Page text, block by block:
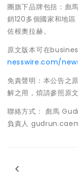
團旗下品牌包括：
銷120多個國家和地
佐根奧拉赫。
原文版本可在
nesswire.com/
免責聲明：本公告之
解之用，煩請參照原
聯絡方式： 彪馬
負責人